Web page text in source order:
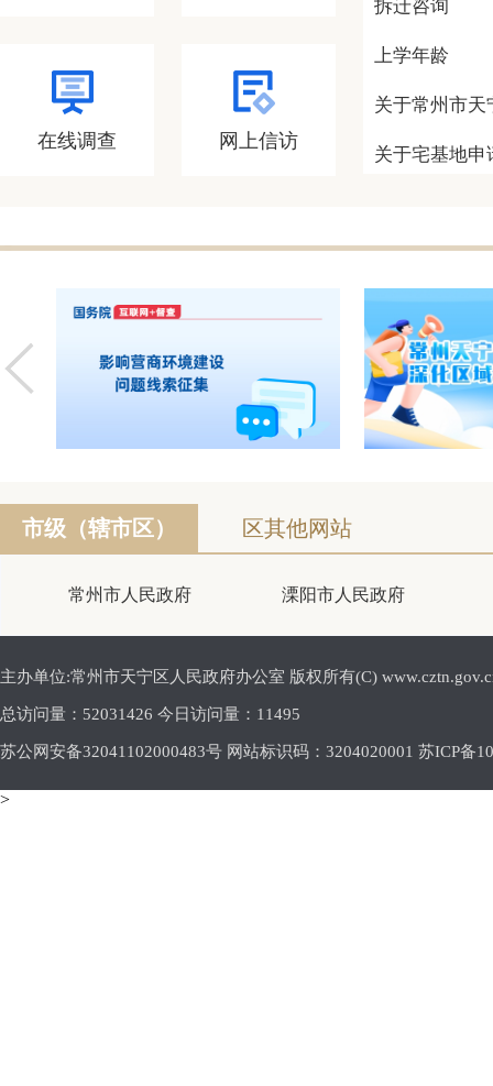
在线调查 网上信访
拆迁咨询
上学年龄
关于常州市
关于宅基地申
市级（辖市区） 区其他网站
常州市人民政府 溧阳市人民政府
主办单位:常州市天宁区人民政府办公室 版权所有(C)
总访问量： 52031426 今日访问量： 11495
苏公网安备32041102000483号 网站标识码：3204020001 苏ICP备
>